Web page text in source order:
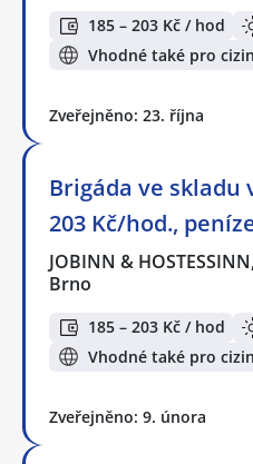
185 – 203 Kč / hod
Vhodné také pro
Zveřejněno: 23. října
Brigáda ve skladu
203 Kč/hod.,
JOBINN &
Brno
185 – 203 Kč / hod
Vhodné také pro
Zveřejněno: 9. února